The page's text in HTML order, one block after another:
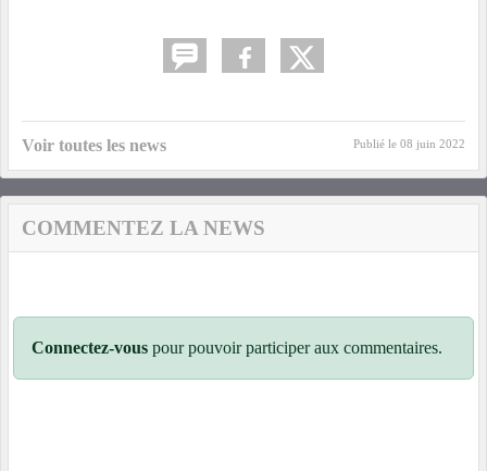
Voir toutes les news Publié le 08 juin 2022
COMMENTEZ LA NEWS
Connectez-vous pour pouvoir participer aux commentaires.